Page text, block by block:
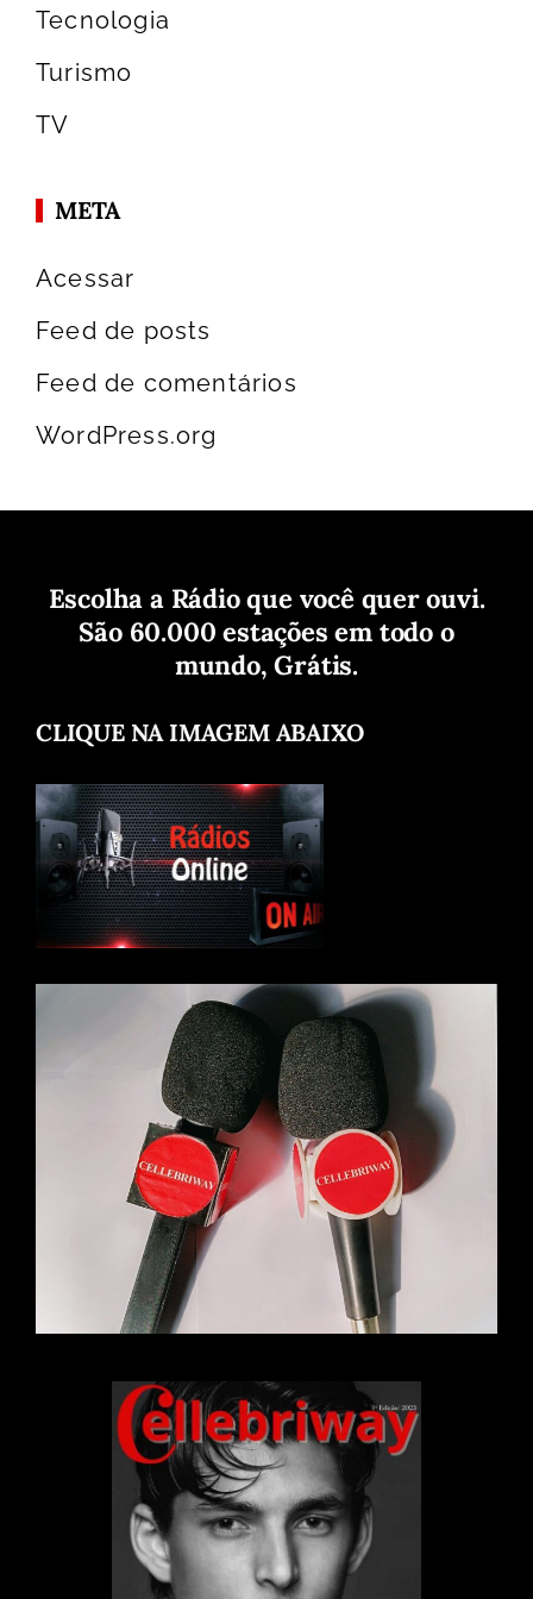
Tecnologia
Turismo
TV
META
Acessar
Feed de posts
Feed de comentários
WordPress.org
Escolha a Rádio que você quer ouvi.
São 60.000 estações em todo o
mundo, Grátis.
CLIQUE NA IMAGEM ABAIXO